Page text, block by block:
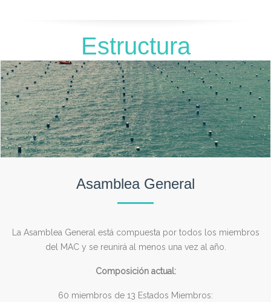
Estructura
Asamblea General
La Asamblea General está compuesta por todos los miembros
del MAC y se reunirá al menos una vez al año.
Composición actual:
60 miembros de 13 Estados Miembros: